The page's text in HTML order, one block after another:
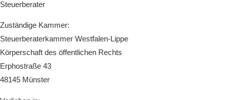
Steuerberater
Zuständige Kammer:
Steuerberaterkammer Westfalen-Lippe
Körperschaft des öffentlichen Rechts
Erphostraße 43
48145 Münster